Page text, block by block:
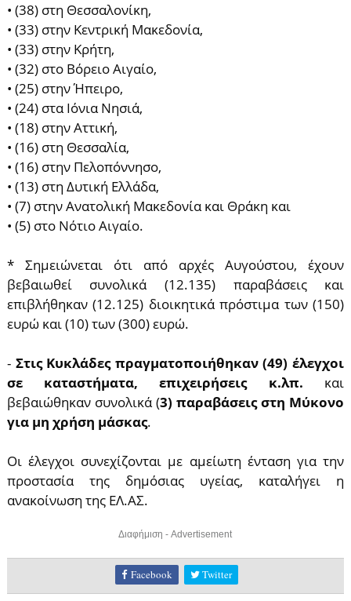
• (38) στη Θεσσαλονίκη,
• (33) στην Κεντρική Μακεδονία,
• (33) στην Κρήτη,
• (32) στο Βόρειο Αιγαίο,
• (25) στην Ήπειρο,
• (24) στα Ιόνια Νησιά,
• (18) στην Αττική,
• (16) στη Θεσσαλία,
• (16) στην Πελοπόννησο,
• (13) στη Δυτική Ελλάδα,
• (7) στην Ανατολική Μακεδονία και Θράκη και
• (5) στο Νότιο Αιγαίο.
* Σημειώνεται ότι από αρχές Αυγούστου, έχουν
βεβαιωθεί συνολικά (12.135) παραβάσεις και
επιβλήθηκαν (12.125) διοικητικά πρόστιμα των (150)
ευρώ και (10) των (300) ευρώ.
- Στις Κυκλάδες πραγματοποιήθηκαν (49) έλεγχοι
σε καταστήματα, επιχειρήσεις κ.λπ. και
βεβαιώθηκαν συνολικά (3) παραβάσεις στη Μύκονο
για μη χρήση μάσκας.
Οι έλεγχοι συνεχίζονται με αμείωτη ένταση για την
προστασία της δημόσιας υγείας, καταλήγει η
ανακοίνωση της ΕΛ.ΑΣ.
Διαφήμιση - Advertisement
Facebook Twitter